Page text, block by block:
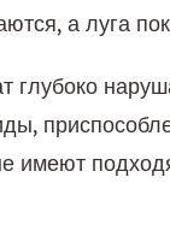
а луга
глубоко
имеют